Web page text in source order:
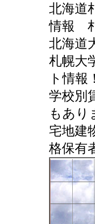
北海道
情報
北海道
札幌大
ト情
学校別
もあり
宅地建
格保有